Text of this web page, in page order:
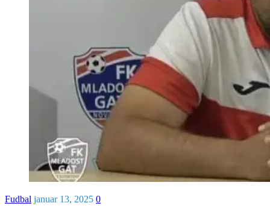
Fudbal januar 13, 2025 0